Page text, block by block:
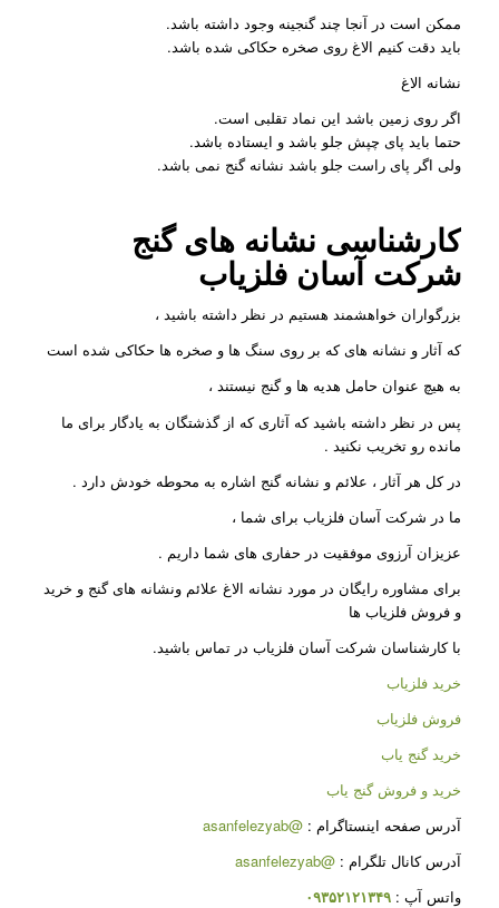
ممکن است در آنجا چند گنجینه وجود داشته باشد.
باید دقت کنیم الاغ روی صخره حکاکی شده باشد.
نشانه الاغ
اگر روی زمین باشد این نماد تقلبی است.
حتما باید پای چپش جلو باشد و ایستاده باشد.
ولی اگر پای راست جلو باشد نشانه گنج نمی باشد.
کارشناسی نشانه های گنج
شرکتآسان فلزیاب
بزرگواران خواهشمند هستیم در نظر داشته باشید ،
که آثار و نشانه های که بر روی سنگ ها و صخره ها حکاکی شده است
به هیچ عنوان حامل هدیه ها و گنج نیستند ،
پس در نظر داشته باشید که آثاری که از گذشتگان به یادگار برای ما
مانده رو تخریب نکنید .
در کل هر آثار ، علائم و نشانه گنج اشاره به محوطه خودش دارد .
ما در شرکت آسان فلزیاب برای شما ،
عزیزان آرزوی موفقیت در حفاری های شما داریم .
برای مشاوره رایگان در مورد نشانه الاغ علائم ونشانه های گنج و خرید
و فروش فلزیاب ها
با کارشناسان شرکت آسان فلزیاب در تماس باشید.
خرید فلزیاب
فروش فلزیاب
خرید گنج یاب
خرید و فروش گنج یاب
آدرس صفحه اینستاگرام : @asanfelezyab
آدرس کانال تلگرام : @asanfelezyab
واتس آپ : ۰۹۳۵۲۱۲۱۳۴۹